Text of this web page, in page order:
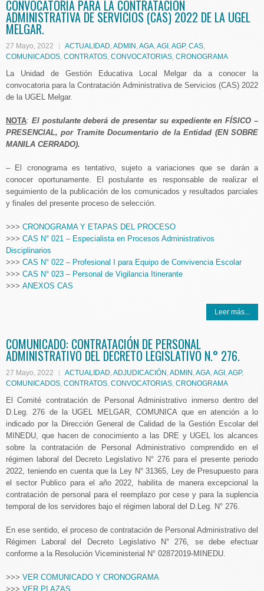
CONVOCATORIA PARA LA CONTRATACIÓN
ADMINISTRATIVA DE SERVICIOS (CAS) 2022 DE LA UGEL
MELGAR.
27 Mayo, 2022 ACTUALIDAD,ADMIN ,AGA,AGI ,AGP, CAS,
COMUNICADOS, CONTRATOS, CONVOCATORIAS, CRONOGRAMA
La Unidad de Gestión Educativa Local Melgar da a conocer la
convocatoria para la Contratación Administrativa de Servicios (CAS) 2022
de la UGEL Melgar.
NOTA: El postulante deberá de presentar su expediente en FÍSICO –
PRESENCIAL, por Tramite Documentario de la Entidad (EN SOBRE
MANILA CERRADO).
– El cronograma es tentativo, sujeto a variaciones que se darán a
conocer oportunamente. El postulante es responsable de realizar el
seguimiento de la publicación de los comunicados y resultados parciales
y finales del presente proceso de selección.
>>> CRONOGRAMA Y ETAPAS DEL PROCESO
>>> CAS N° 021 – Especialista en Procesos Administrativos
Disciplinarios
>>> CAS N° 022 – Profesional I para Equipo de Convivencia Escolar
>>> CAS N° 023 – Personal de Vigilancia Itinerante
>>> ANEXOS CAS
Leer más...
COMUNICADO: CONTRATACIÓN DE PERSONAL
ADMINISTRATIVO DEL DECRETO LEGISLATIVO N.° 276.
27 Mayo, 2022 ACTUALIDAD,ADJUDICACIÓN ,ADMIN ,AGA,AGI ,AGP,
COMUNICADOS, CONTRATOS, CONVOCATORIAS, CRONOGRAMA
El Comité contratación de Personal Administrativo inmerso dentro del
D.Leg. 276 de la UGEL MELGAR, COMUNICA que en atención a lo
indicado por la Dirección General de Calidad de la Gestión Escolar del
MINEDU, que hacen de conocimiento a las DRE y UGEL los alcances
sobre la contratación de Personal Administrativo comprendido en el
régimen laboral del Decreto Legislativo N° 276 para el presente periodo
2022, teniendo en cuenta que la Ley N° 31365, Ley de Presupuesto para
el sector Publico para el año 2022, habilita de manera excepcional la
contratación de personal para el reemplazo por cese y para la suplencia
temporal de los servidores bajo el régimen laboral del D.Leg. N° 276.
En ese sentido, el proceso de contratación de Personal Administrativo del
Régimen Laboral del Decreto Legislativo N° 276, se debe efectuar
conforme a la Resolución Viceministerial N° 02872019-MINEDU.
>>> VER COMUNICADO Y CRONOGRAMA
>>> VER PLAZAS